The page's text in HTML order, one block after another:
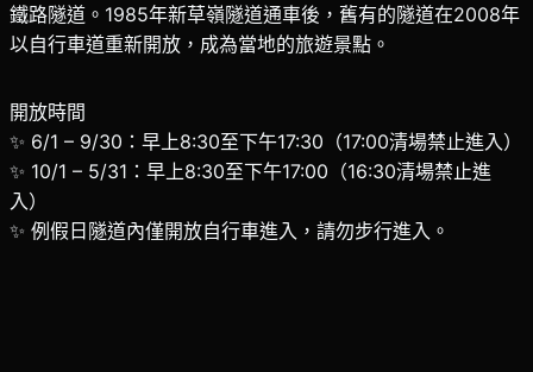
鐵路隧道。1985年新草嶺隧道通車後，舊有的隧道在2008年
以自行車道重新開放，成為當地的旅遊景點。
開放時間
✨ 6/1 – 9/30：早上8:30至下午17:30（17:00清場禁止進入）
✨ 10/1 – 5/31：早上8:30至下午17:00（16:30清場禁止進
入）
✨ 例假日隧道內僅開放自行車進入，請勿步行進入。